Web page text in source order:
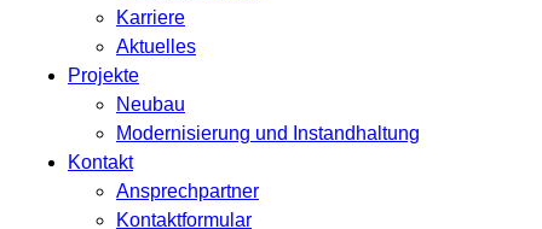
Karriere
Aktuelles
Projekte
Neubau
Modernisierung und Instandhaltung
Kontakt
Ansprechpartner
Kontaktformular